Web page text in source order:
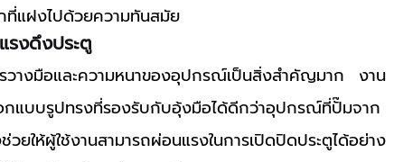
ที่แฝงไปด้วยความทันสมัย
รงดึงประตู
วางมือและความหนาของอุปกรณ์เป็นสิ่งสำคัญมาก งาน
กแบบรูปทรงที่รองรับกับอุ้งมือได้ดีกว่าอุปกรณ์ที่ปั๊มจาก
ให้ผู้ใช้งานสามารถผ่อนแรงในการเปิดปิดประตูได้อย่าง